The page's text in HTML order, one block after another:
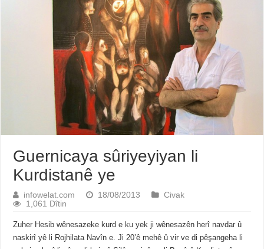
Guernicaya sûriyeyiyan li
Kurdistanê ye
infowelat.com 18/08/2013
Civak
1,061 Dîtin
Zuher Hesib wênesazeke kurd e ku yek ji wênesazên herî navdar û
naskirî yê li Rojhilata Navîn e. Ji 20’ê mehê û vir ve di pêşangeha li